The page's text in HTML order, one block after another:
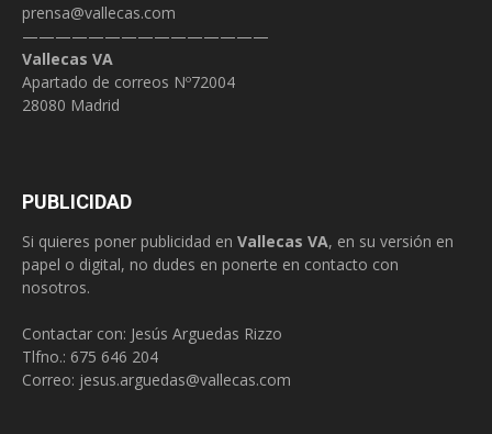
prensa@vallecas.com
———————————————
Vallecas VA
Apartado de correos Nº72004
28080 Madrid
PUBLICIDAD
Si quieres poner publicidad en Vallecas VA, en su versión en
papel o digital, no dudes en ponerte en contacto con
nosotros.
Contactar con: Jesús Arguedas Rizzo
Tlfno.: 675 646 204
Correo: jesus.arguedas@vallecas.com